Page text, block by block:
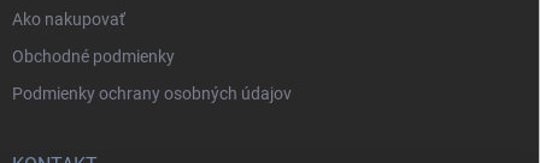
Ako nakupovať
Obchodné podmienky
Podmienky ochrany osobných údajov